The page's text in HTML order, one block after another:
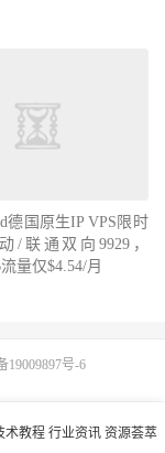
德国原生IP VPS限时
/联通双向9929，
量仅$4.54/月
术教程 行业资讯 资源荟萃
19009897号-6